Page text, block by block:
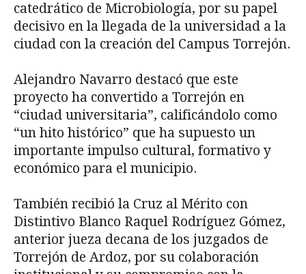
catedrático de Microbiología, por su papel
decisivo en la llegada de la universidad a la
ciudad con la creación del Campus Torrejón.
Alejandro Navarro destacó que este
proyecto ha convertido a Torrejón en
“ciudad universitaria”, calificándolo como
“un hito histórico” que ha supuesto un
importante impulso cultural, formativo y
económico para el municipio.
También recibió la Cruz al Mérito con
Distintivo Blanco Raquel Rodríguez Gómez,
anterior jueza decana de los juzgados de
Torrejón de Ardoz, por su colaboración